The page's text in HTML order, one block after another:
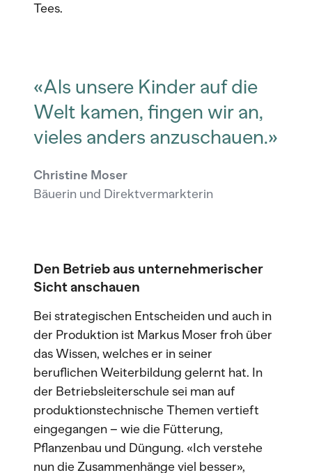
Tees.
«Als unsere Kinder auf die
Welt kamen, fingen wir an,
vieles anders anzuschauen.»
Christine Moser
Bäuerin und Direktvermarkterin
Den Betrieb aus unternehmerischer
Sicht anschauen
Bei strategischen Entscheiden und auch in
der Produktion ist Markus Moser froh über
das Wissen, welches er in seiner
beruflichen Weiterbildung gelernt hat. In
der Betriebsleiterschule sei man auf
produktionstechnische Themen vertieft
eingegangen – wie die Fütterung,
Pflanzenbau und Düngung. «Ich verstehe
nun die Zusammenhänge viel besser»,